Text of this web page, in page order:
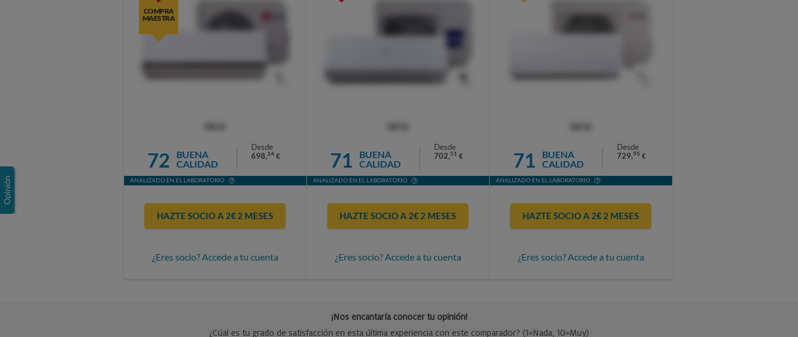
COMPRA
MAESTRA
72
BUENA
CALIDAD
Desde
698,14 €
ANALIZADO EN EL LABORATORIO
HAZTE SOCIO A 2€ 2 MESES
¿Eres socio? Accede a tu cuenta
71
BUENA
CALIDAD
Desde
702,51 €
ANALIZADO EN EL LABORATORIO
HAZTE SOCIO A 2€ 2 MESES
¿Eres socio? Accede a tu cuenta
71
BUENA
CALIDAD
Desde
729,95 €
ANALIZADO EN EL LABORATORIO
HAZTE SOCIO A 2€ 2 MESES
¿Eres socio? Accede a tu cuenta